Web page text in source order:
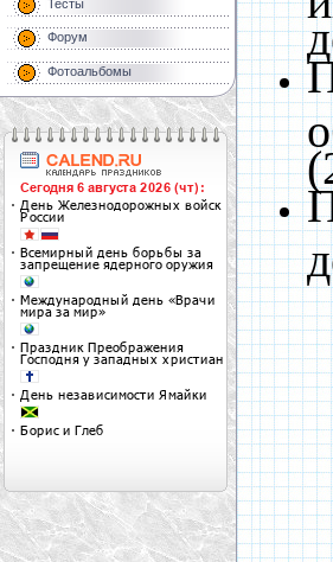
Тесты
Форум
Фотоальбомы